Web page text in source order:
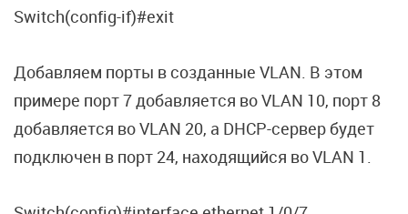
Switch(config-if)#exit
Добавляем порты в созданные VLAN. В этом
примере порт 7 добавляется во VLAN 10, порт 8
добавляется во VLAN 20, а DHCP-сервер будет
подключен в порт 24, находящийся во VLAN 1.